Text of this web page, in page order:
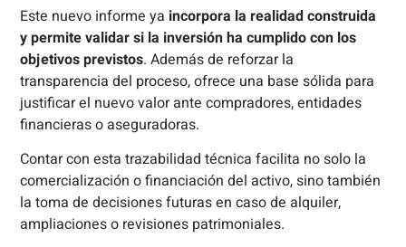
Este nuevo informe ya incorpora la realidad construida
y permite validar si la inversión ha cumplido con los
objetivos previstos. Además de reforzar la
transparencia del proceso, ofrece una base sólida para
justificar el nuevo valor ante compradores, entidades
financieras o aseguradoras.
Contar con esta trazabilidad técnica facilita no solo la
comercialización o financiación del activo, sino también
la toma de decisiones futuras en caso de alquiler,
ampliaciones o revisiones patrimoniales.